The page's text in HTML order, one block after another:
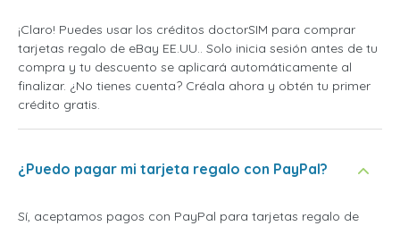
¡Claro! Puedes usar los créditos doctorSIM para comprar
tarjetas regalo de eBay EE.UU.. Solo inicia sesión antes de tu
compra y tu descuento se aplicará automáticamente al
finalizar. ¿No tienes cuenta? Créala ahora y obtén tu primer
crédito gratis.
¿Puedo pagar mi tarjeta regalo con PayPal?
Sí, aceptamos pagos con PayPal para tarjetas regalo de